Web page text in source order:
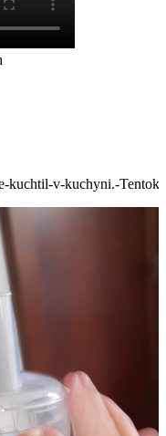
kuchtil-v-kuchyni.-